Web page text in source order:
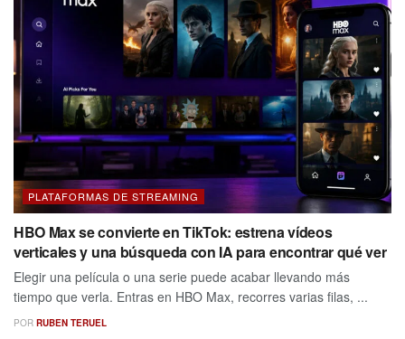
PLATAFORMAS DE STREAMING
HBO Max se convierte en TikTok: estrena vídeos
verticales y una búsqueda con IA para encontrar qué ver
Elegir una película o una serie puede acabar llevando más
tiempo que verla. Entras en HBO Max, recorres varias filas, ...
POR RUBEN TERUEL